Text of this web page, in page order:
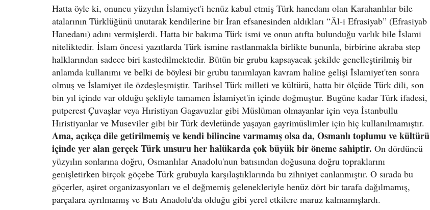
Hatta öyle ki, onuncu yüzyılın İslamiyet'i henüz kabul etmiş Türk hanedanı olan Karahanlılar bile
atalarının Türklüğünü unutarak kendilerine bir İran efsanesinden aldıkları “Âl-i Efrasiyab” (Efrasiyab
Hanedanı) adını vermişlerdi. Hatta bir bakıma Türk ismi ve onun atıfta bulunduğu varlık bile İslami
niteliktedir. İslam öncesi yazıtlarda Türk ismine rastlanmakla birlikte bununla, birbirine akraba step
halklarından sadece biri kastedilmektedir. Bütün bir grubu kapsayacak şekilde genelleştirilmiş bir
anlamda kullanımı ve belki de böylesi bir grubu tanımlayan kavram haline gelişi İslamiyet'ten sonra
olmuş ve İslamiyet ile özdeşleşmiştir. Tarihsel Türk milleti ve kültürü, hatta bir ölçüde Türk dili, son
bin yıl içinde var olduğu şekliyle tamamen İslamiyet'in içinde doğmuştur. Bugüne kadar Türk ifadesi,
putperest Çuvaşlar veya Hıristiyan Gagavuzlar gibi Müslüman olmayanlar için veya İstanbullu
Hıristiyanlar ve Museviler gibi bir Türk devletünde yaşayan gayrimüslimler için hiç kullanılmamıştır.
Ama, açıkça dile getirilmemiş ve kendi bilincine varmamış olsa da, Osmanlı toplumu ve kültürü
içinde yer alan gerçek Türk unsuru her halükarda çok büyük bir öneme sahiptir. On dördüncü
yüzyılın sonlarına doğru, Osmanlılar Anadolu'nun batısından doğusuna doğru topraklarını
genişletirken birçok göçebe Türk grubuyla karşılaştıklarında bu zihniyet canlanmıştır. O sırada bu
göçerler, aşiret organizasyonları ve el değmemiş gelenekleriyle henüz dört bir tarafa dağılmamış,
parçalara ayrılmamış ve Batı Anadolu'da olduğu gibi yerel etkilere maruz kalmamışlardı.